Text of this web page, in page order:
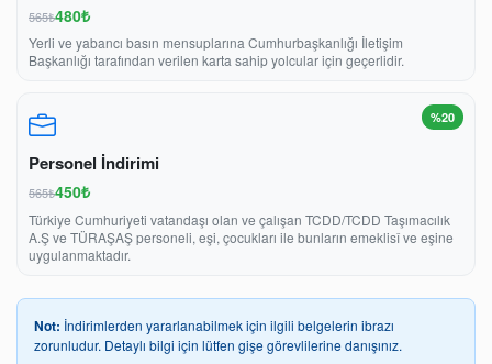
565₺480₺
Yerli ve yabancı basın mensuplarına Cumhurbaşkanlığı İletişim
Başkanlığı tarafından verilen karta sahip yolcular için geçerlidir.
%20
Personel İndirimi
565₺450₺
Türkiye Cumhuriyeti vatandaşı olan ve çalışan TCDD/TCDD Taşımacılık
A.Ş ve TÜRAŞAŞ personeli, eşi, çocukları ile bunların emeklisî ve eşine
uygulanmaktadır.
Not: İndirimlerden yararlanabilmek için ilgili belgelerin ibrazı
zorunludur. Detaylı bilgi için lütfen gişe görevlilerine danışınız.